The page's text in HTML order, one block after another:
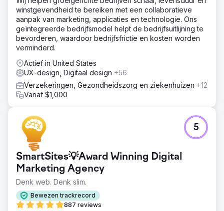
backlinks.
Naar bureaupagina
winstgevendheid te bereiken met een collaboratieve
aanpak van marketing, applicaties en technologie. Ons
geïntegreerde bedrijfsmodel helpt de bedrijfsuitlijning te
bevorderen, waardoor bedrijfsfrictie en kosten worden
verminderd.
Actief in United States
UX-design, Digitaal design +56
Verzekeringen, Gezondheidszorg en ziekenhuizen +12
Vanaf $1,000
SmartSites💡Award Winning Digital
Marketing Agency
Denk web. Denk slim.
Bewezen trackrecord
887 reviews
5